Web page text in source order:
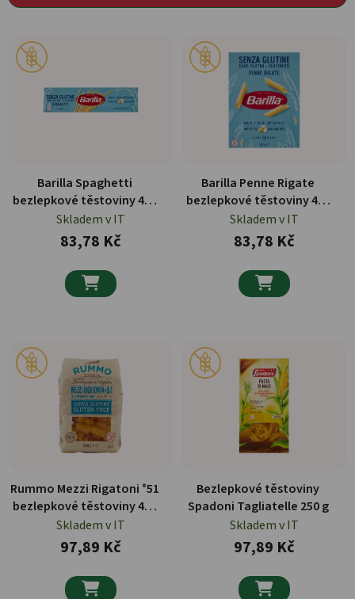
Barilla Spaghetti
bezlepkové těstoviny 400
g
Skladem v IT
83,78 Kč

Barilla Penne Rigate
bezlepkové těstoviny 400
g
Skladem v IT
83,78 Kč

Rummo Mezzi Rigatoni °51
bezlepkové těstoviny 400
g
Skladem v IT
97,89 Kč

Bezlepkové těstoviny
Spadoni Tagliatelle 250 g
Skladem v IT
97,89 Kč
